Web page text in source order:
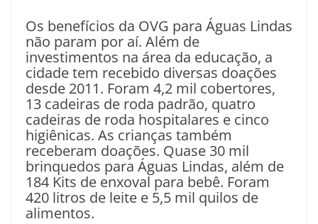
Os benefícios da OVG para Águas Lindas
não param por aí. Além de
investimentos na área da educação, a
cidade tem recebido diversas doações
desde 2011. Foram 4,2 mil cobertores,
13 cadeiras de roda padrão, quatro
cadeiras de roda hospitalares e cinco
higiênicas. As crianças também
receberam doações. Quase 30 mil
brinquedos para Águas Lindas, além de
184 Kits de enxoval para bebê. Foram
420 litros de leite e 5,5 mil quilos de
alimentos.